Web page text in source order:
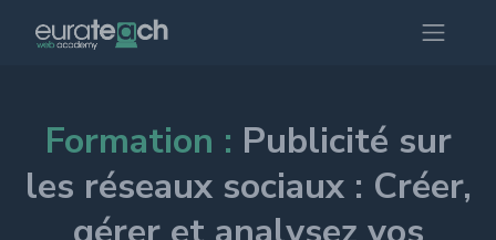
Formation : Publicité sur
les réseaux sociaux : Créer,